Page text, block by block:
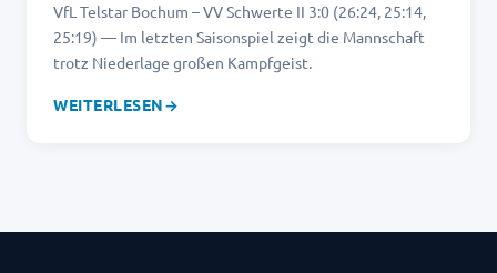
VfL Telstar Bochum – VV Schwerte II 3:0 (26:24, 25:14,
25:19) — Im letzten Saisonspiel zeigt die Mannschaft
trotz Niederlage großen Kampfgeist.
WEITERLESEN→